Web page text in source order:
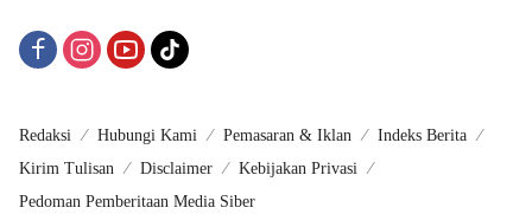
Redaksi Hubungi Kami Pemasaran & Iklan
Indeks Berita
Kirim Tulisan
Disclaimer
Kebijakan Privasi
Pedoman Pemberitaan Media Siber